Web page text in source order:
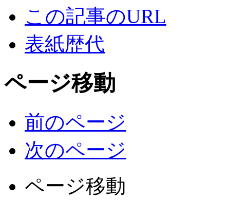
この記事のURL
表紙歴代
ページ移動
前のページ
次のページ
ページ移動